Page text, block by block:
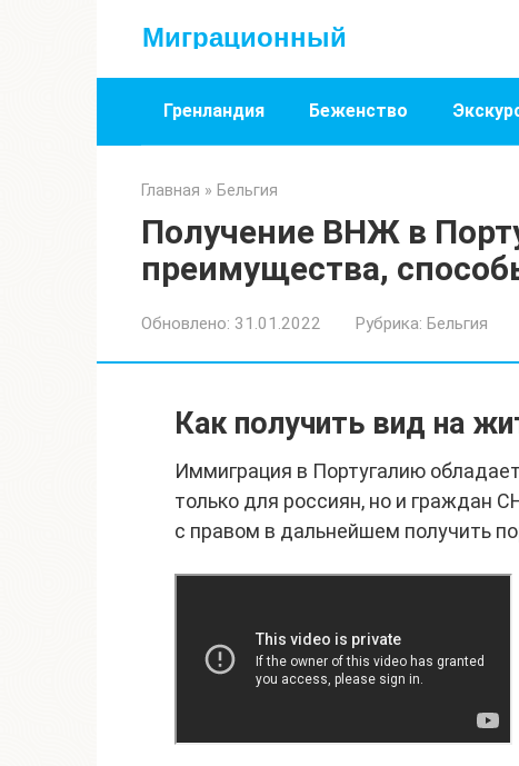
Миграционный
Гренландия Беженство
Главная » Бельгия
Получение ВНЖ в
преимущества,
Обновлено: 31.01.2022 Рубрика: Бельгия
Как получить вид на
Иммиграция в Португалию
только для россиян, но и граждан
с правом в дальнейшем получить